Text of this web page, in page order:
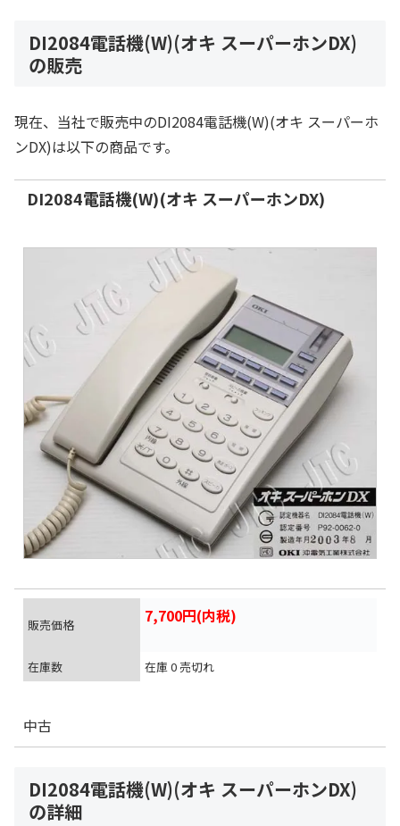
DI2084電話機(W)(オキ スーパーホンDX)
の販売
現在、当社で販売中のDI2084電話機(W)(オキ スーパーホ
ンDX)は以下の商品です。
DI2084電話機(W)(オキ スーパーホンDX)
販売価格 7,700円(内税)
在庫数 在庫 0 売切れ
中古
DI2084電話機(W)(オキ スーパーホンDX)
の詳細